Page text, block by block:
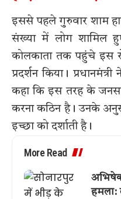
इससे पहले गुरुवार शाम
संख्या में लोग शामिल
कोलकाता तक पहुंचे इस
प्रदर्शन किया।
कहा कि इस तरह के
करना कठिन है। उनके
इच्छा को दर्शाती है।
More Read
अभिषेक
हमला: